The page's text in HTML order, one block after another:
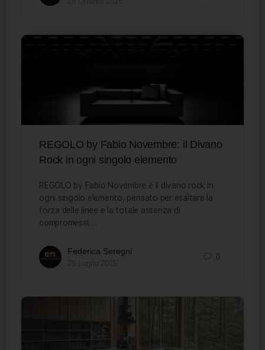
REGOLO by Fabio Novembre: il Divano
Rock in ogni singolo elemento
REGOLO by Fabio Novembre è il divano rock in
ogni singolo elemento, pensato per esaltare la
forza delle linee e la totale assenza di
compromessi.…
Federica Seregni
0